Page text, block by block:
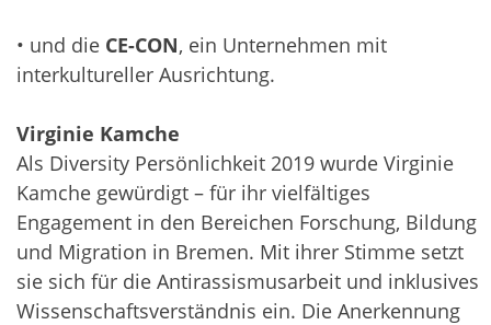
• und die CE-CON, ein Unternehmen mit
interkultureller Ausrichtung.
Virginie Kamche
Als Diversity Persönlichkeit 2019 wurde Virginie
Kamche gewürdigt – für ihr vielfältiges
Engagement in den Bereichen Forschung, Bildung
und Migration in Bremen. Mit ihrer Stimme setzt
sie sich für die Antirassismusarbeit und inklusives
Wissenschaftsverständnis ein. Die Anerkennung